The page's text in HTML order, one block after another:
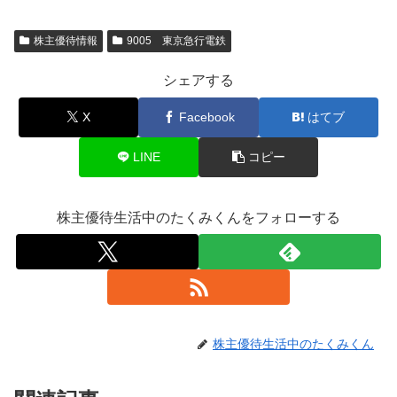
株主優待情報 9005 東京急行電鉄
シェアする
X Facebook はてブ
LINE コピー
株主優待生活中のたくみくんをフォローする
株主優待生活中のたくみくん